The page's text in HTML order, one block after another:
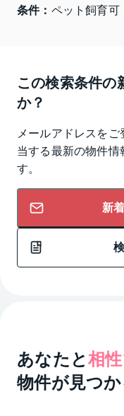
条件： ペット飼育可
この検索条件の
か？
メールアドレスを
当する最新の物件情
す。
新
あなたと相
物件が見つ